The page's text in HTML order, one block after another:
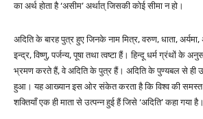
का अर्थ होता है ‘असीम’ अर्थात् जिसकी कोई सीमा न हो।
अदिति के बारह पुत्र हुए जिनके नाम मित्र, वरुण, धाता,
इन्द्र, विष्णु, पर्जन्य, पूषा तथा त्वष्टा हैं। हिन्दू धर्म ग्रंथों के
भ्रमण करते हैं, वे अदिति के पुत्र हैं। अदिति के पुण्यबल से ही
हुआ। यह आख्यान इस ओर संकेत करता है कि विश्व की समस्त
शक्तियाँ एक ही माता से उत्पन्न हुई हैं जिसे ‘अदिति’ कहा गया है।